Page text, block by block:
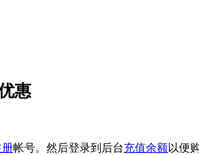
惠
册帐号。然后登录到后台充值余额以便